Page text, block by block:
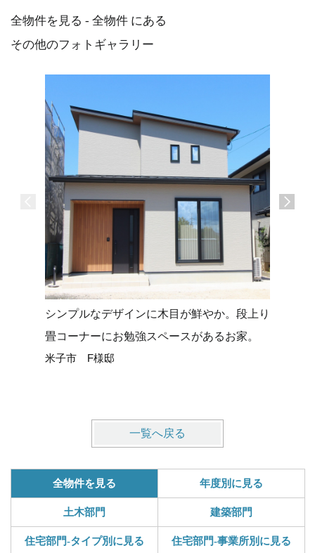
全物件を見る - 全物件 にある
その他のフォトギャラリー
シンプルなデザインに木目が鮮やか。段上り
畳コーナーにお勉強スペースがあるお家。
米子市 F様邸
一覧へ戻る
全物件を見る 年度別に見る
土木部門 建築部門
住宅部門-タイプ別に見る 住宅部門-事業所別に見る